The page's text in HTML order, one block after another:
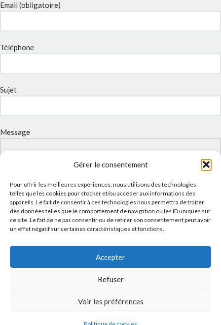
Gérer le consentement
Pour offrir les meilleures expériences, nous utilisons des technologies
telles que les cookies pour stocker et/ou accéder aux informations des
appareils. Le fait de consentir à ces technologies nous permettra de traiter
des données telles que le comportement de navigation ou les ID uniques sur
ce site. Le fait de ne pas consentir ou de retirer son consentement peut avoir
un effet négatif sur certaines caractéristiques et fonctions.
Accepter
Refuser
Voir les préférences
Email (obligatoire)
Téléphone
Sujet
Message
J'accepte laPolitique de confidentialitéde ce site.